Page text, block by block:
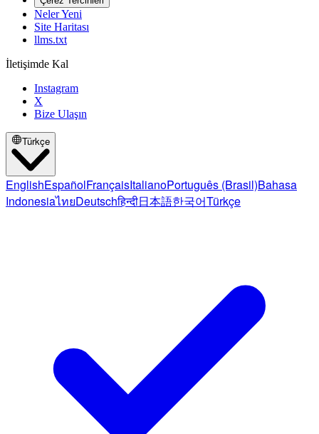
Neler Yeni
Site Haritası
llms.txt
İletişimde Kal
Instagram
X
Bize Ulaşın
Türkçe
EnglishEspañolFrançaisItalianoPortuguês (Brasil)Bahasa
IndonesiaไทยDeutschहिन्दी日本語한국어Türkçe